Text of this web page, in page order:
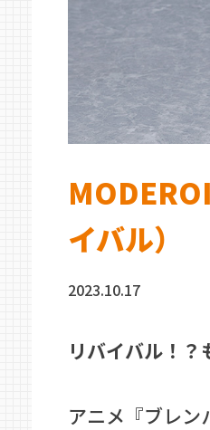
イバル）
2023.10.17
リバイバル！
アニメ『ブレン